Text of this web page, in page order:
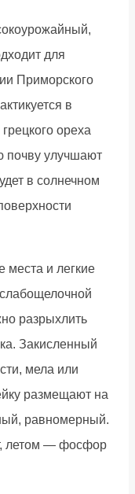
для
Приморского
в
ореха
почву улучшают
в солнечном
места и легкие
разрыхлить
Закисленный
мела или
размещают на
равномерный.
летом — фосфор